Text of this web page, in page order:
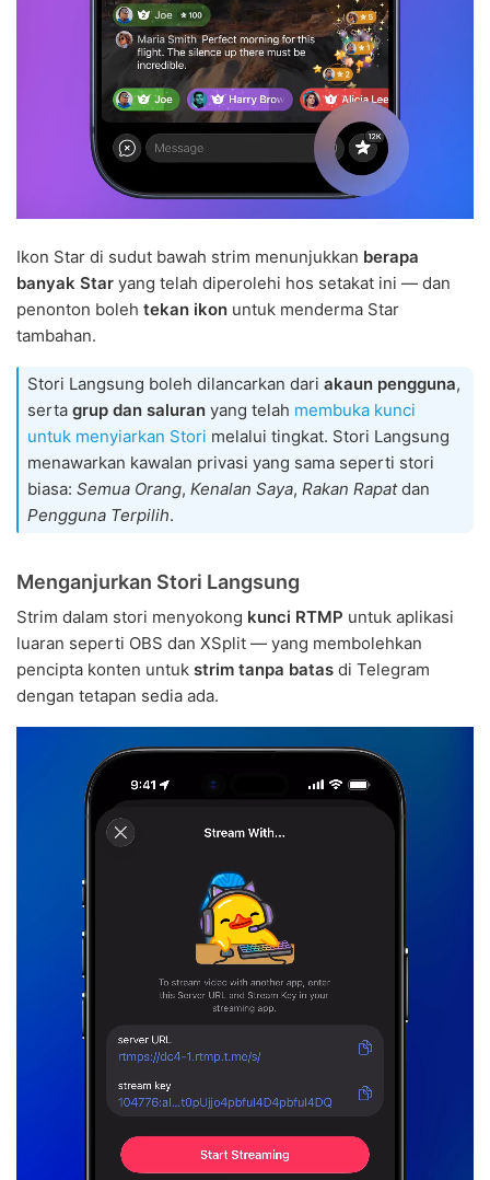
Ikon Star di sudut bawah strim menunjukkan berapa
banyak Star yang telah diperolehi hos setakat ini — dan
penonton boleh tekan ikon untuk menderma Star
tambahan.
Stori Langsung boleh dilancarkan dari akaun pengguna,
serta grup dan saluran yang telah membuka kunci
untuk menyiarkan Stori melalui tingkat. Stori Langsung
menawarkan kawalan privasi yang sama seperti stori
biasa: Semua Orang, Kenalan Saya, Rakan Rapatdan
Pengguna Terpilih.
Menganjurkan Stori Langsung
Strim dalam stori menyokong kunci RTMP untuk aplikasi
luaran seperti OBS dan XSplit — yang membolehkan
pencipta konten untuk strim tanpa batas di Telegram
dengan tetapan sedia ada.